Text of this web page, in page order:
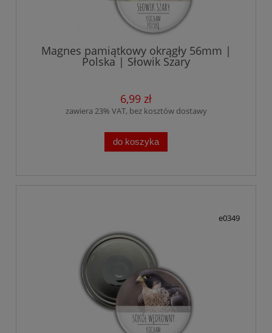
Magnes pamiątkowy okrągły 56mm |
Polska | Słowik Szary
6,99 zł
zawiera 23% VAT, bez kosztów dostawy
do koszyka
e0349